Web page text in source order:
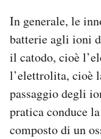
In generale, le
batterie agli ioni
il catodo, cioè
l’elettrolita, cioè
passaggio degli
pratica conduce
composto di un